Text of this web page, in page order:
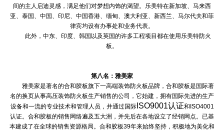
间的主人启迪灵感，满足他们对梦想内饰的渴望。乐美特在新加坡、马来西
亚、泰国、中国、印尼、中国香港、缅甸、澳大利亚、新西兰、马尔代夫和菲
律宾均设有办事处和业务代表。
此外，中东、印度、韩国以及英国的许多工程项目都在使用乐美特防火
板。
第八名：雅美家
雅美家是著名的合和胶板旗下一高端装饰防火板品牌，合和胶板是国际著
名的换页从事高压装饰防火板生产销售的公司，它始建，拥有国际先进的生产
设备和一流的专业技术和管理人员，并通过国际ISO9001认证和ISO4001
认证。合和胶板的销售网络遍及五大洲，并先后在各地设立了经销网点。已基
本建成了在全球的销售资源格局。合和胶板39年来始终坚持，积极地为美化和